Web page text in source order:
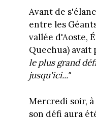
Avant de
entre les
vallée d'Aoste,
Quechua) avait
le plus grand
jusqu'ici..."
Mercredi soir, à
son défi aura